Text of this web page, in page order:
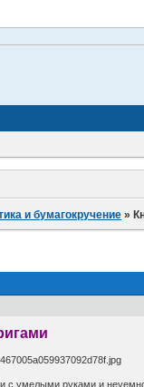
и бумагокручение »
с умелыми руками и